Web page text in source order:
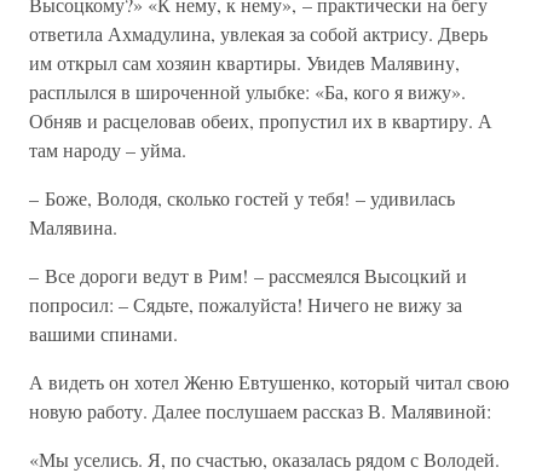
ответила Ахмадулина, увлекая за собой актрису. Дверь
им открыл сам хозяин квартиры. Увидев Малявину,
расплылся в широченной улыбке: «Ба, кого я вижу».
Обняв и расцеловав обеих, пропустил их в квартиру. А
там народу – уйма.
– Боже, Володя, сколько гостей у тебя! – удивилась
Малявина.
– Все дороги ведут в Рим! – рассмеялся Высоцкий и
попросил: – Сядьте, пожалуйста! Ничего не вижу за
вашими спинами.
А видеть он хотел Женю Евтушенко, который читал свою
новую работу. Далее послушаем рассказ В. Малявиной:
«Мы уселись. Я, по счастью, оказалась рядом с Володей.